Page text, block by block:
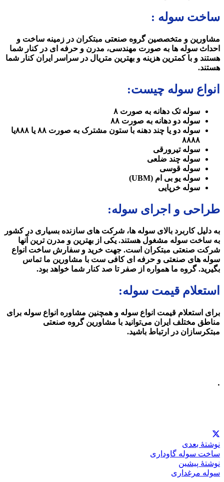
ساخت سوله :
مشاورین و متخصصین گروه صنعتی مبتکران در زمینه ساخت و
احداث سوله ها به صورت مهندسی، مدرن و حرفه ای در کنار شما
هستند و با کمترین هزینه و بهترین متریال در سراسر ایران کنار شما
هستند.
انواع سوله چیست:
سوله تک دهانه به صورت ۸
سوله دو دهانه به صورت ۸۸
سوله دو یا چند دهنه با ستون مشترک به صورت ۸۸ یا ۸۸۸یا
۸۸۸۸
سوله تیرورقی
سوله چند ضلعی
سوله قوسی
سوله یو بی ام (UBM)
سوله خرپایی
طراحی و اجرای سوله:
به دلیل کاربرد بالای سوله ها، شرکت های سازنده بسیاری در کشور
به ساخت سوله مشغول هستند. یکی از بهترین و مدرن ترین آنها
شرکت صنعتی مبتکران است. جهت خرید و سفارش ساخت انواع
سوله های صنعتی و حرفه ای کافی ست با مشاورین ما تماس
بگیرید. گروه ما همواره از صفر تا صد کنار شما خواهد بود.
استعلام قیمت سوله:
برای استعلام قیمت انواع سوله و همچنین مشاوره انواع سوله برای
مناطق مختلف ایران می‌توانید با مشاورین گروه صنعتی
مبتکرسازان در ارتباط باشید.
.
نوشتهٔ بعدی
ساخت سوله گاوداری
نوشتهٔ پیشین
سوله مرغداری